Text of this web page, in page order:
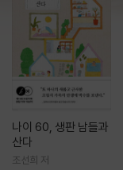
나이 60, 생판 남들과
산다
조선희 저